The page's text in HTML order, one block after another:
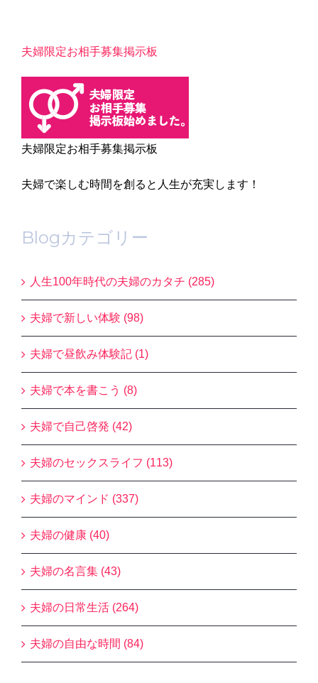
夫婦限定お相手募集掲示板
夫婦限定お相手募集掲示板
夫婦で楽しむ時間を創ると人生が充実します！
Blogカテゴリー
人生100年時代の夫婦のカタチ (285)
夫婦で新しい体験 (98)
夫婦で昼飲み体験記 (1)
夫婦で本を書こう (8)
夫婦で自己啓発 (42)
夫婦のセックスライフ (113)
夫婦のマインド (337)
夫婦の健康 (40)
夫婦の名言集 (43)
夫婦の日常生活 (264)
夫婦の自由な時間 (84)